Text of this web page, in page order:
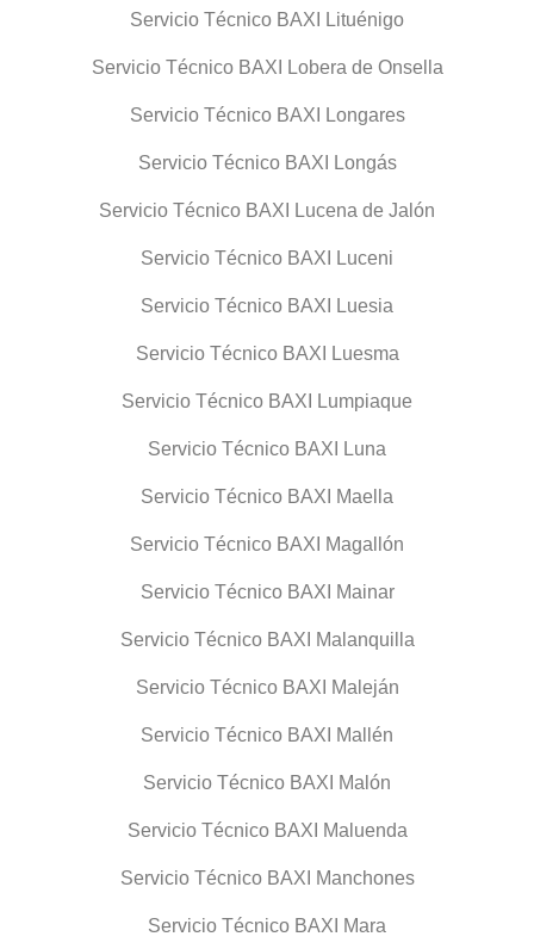
Servicio Técnico BAXI Lituénigo
Servicio Técnico BAXI Lobera de Onsella
Servicio Técnico BAXI Longares
Servicio Técnico BAXI Longás
Servicio Técnico BAXI Lucena de Jalón
Servicio Técnico BAXI Luceni
Servicio Técnico BAXI Luesia
Servicio Técnico BAXI Luesma
Servicio Técnico BAXI Lumpiaque
Servicio Técnico BAXI Luna
Servicio Técnico BAXI Maella
Servicio Técnico BAXI Magallón
Servicio Técnico BAXI Mainar
Servicio Técnico BAXI Malanquilla
Servicio Técnico BAXI Maleján
Servicio Técnico BAXI Mallén
Servicio Técnico BAXI Malón
Servicio Técnico BAXI Maluenda
Servicio Técnico BAXI Manchones
Servicio Técnico BAXI Mara